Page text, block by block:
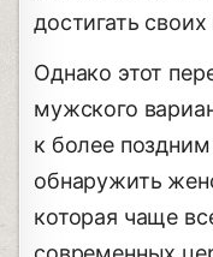
достигать
Однако этот
мужского
к более
обнаружить
которая чаще